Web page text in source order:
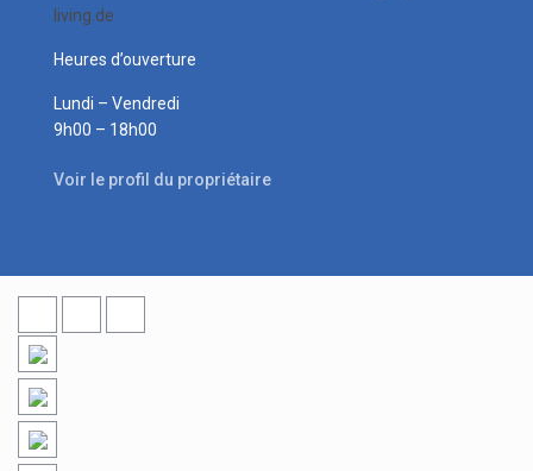
living.de
Heures d’ouverture
Lundi – Vendredi
9h00 – 18h00
Voir le profil du propriétaire